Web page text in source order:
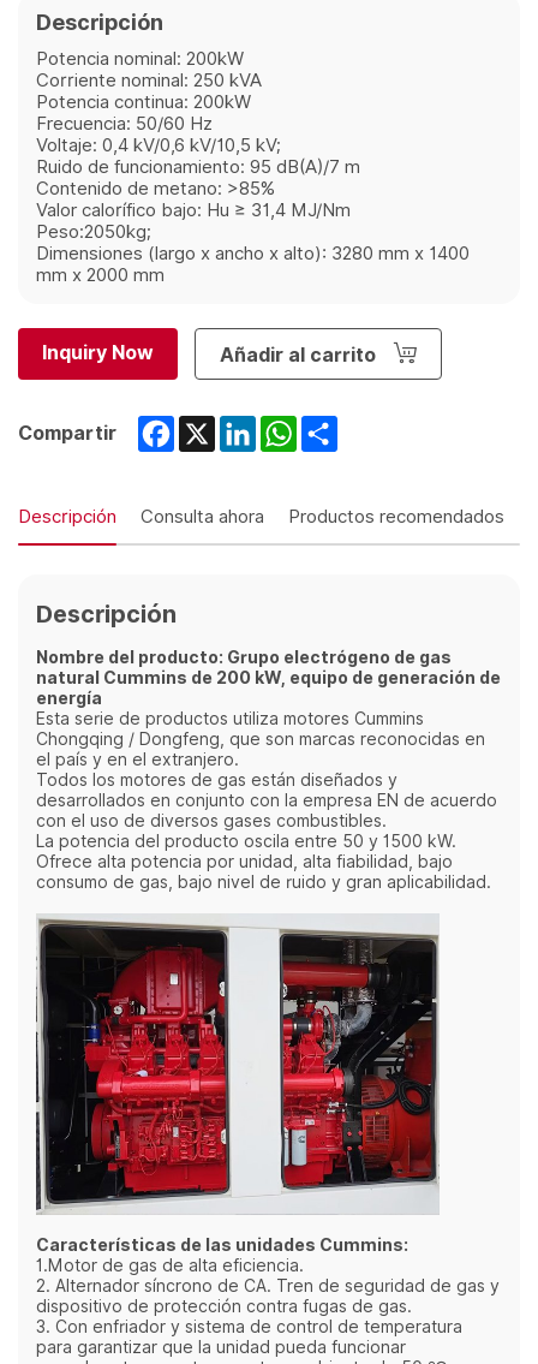
Descripción
Potencia nominal: 200kW
Corriente nominal: 250 kVA
Potencia continua: 200kW
Frecuencia: 50/60 Hz
Voltaje: 0,4 kV/0,6 kV/10,5 kV;
Ruido de funcionamiento: 95 dB(A)/7 m
Contenido de metano: >85%
Valor calorífico bajo: Hu ≥ 31,4 MJ/Nm
Peso:2050kg;
Dimensiones (largo x ancho x alto): 3280 mm x 1400
mm x 2000 mm
Inquiry Now Añadir al carrito
Compartir Facebook
X LinkedInWhatsApp
Descripción Consulta ahora Productos recomendados
Descripción
Nombre del producto: Grupo electrógeno de gas
natural Cummins de 200 kW, equipo de generación de
energía
Esta serie de productos utiliza motores Cummins
Chongqing / Dongfeng, que son marcas reconocidas en
el país y en el extranjero.
Todos los motores de gas están diseñados y
desarrollados en conjunto con la empresa EN de acuerdo
con el uso de diversos gases combustibles.
La potencia del producto oscila entre 50 y 1500 kW.
Ofrece alta potencia por unidad, alta fiabilidad, bajo
consumo de gas, bajo nivel de ruido y gran aplicabilidad.
Características de las unidades Cummins:
1.Motor de gas de alta eficiencia.
2. Alternador síncrono de CA. Tren de seguridad de gas y
dispositivo de protección contra fugas de gas.
3. Con enfriador y sistema de control de temperatura
para garantizar que la unidad pueda funcionar